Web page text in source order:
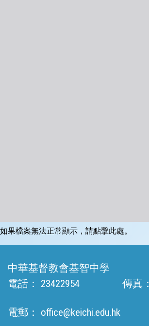
如果檔案無法正常顯示，請點擊此處。
中華基督教會基智中學
電話：
23422954 傳真：
電郵： office@keichi.edu.hk